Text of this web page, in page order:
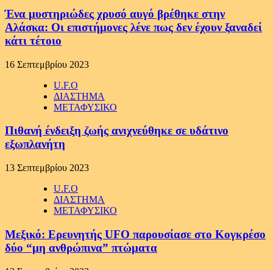
Ένα μυστηριώδες χρυσό αυγό βρέθηκε στην
Αλάσκα: Οι επιστήμονες λένε πως δεν έχουν ξαναδεί
κάτι τέτοιο
16 Σεπτεμβρίου 2023
U.F.O
ΔΙΑΣΤΗΜΑ
ΜΕΤΑΦΥΣΙΚΟ
Πιθανή ένδειξη ζωής ανιχνεύθηκε σε υδάτινο
εξωπλανήτη
13 Σεπτεμβρίου 2023
U.F.O
ΔΙΑΣΤΗΜΑ
ΜΕΤΑΦΥΣΙΚΟ
Μεξικό: Ερευνητής UFO παρουσίασε στο Κογκρέσο
δύο “μη ανθρώπινα” πτώματα